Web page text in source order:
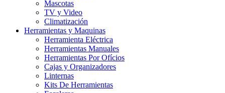
Mascotas
TV y Video
Climatización
Herramientas y Maquinas
Herramienta Eléctrica
Herramientas Manuales
Herramientas Por Ofícios
Cajas y Organizadores
Linternas
Kits De Herramientas